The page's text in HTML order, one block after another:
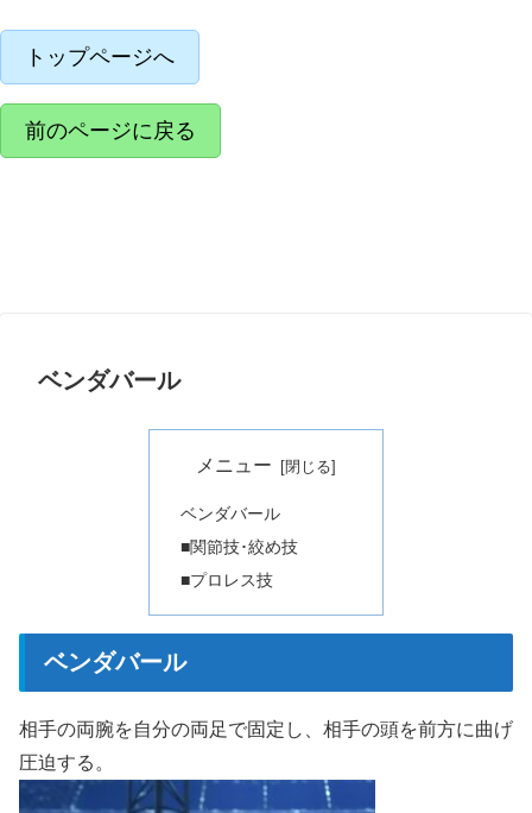
トップページへ
前のページに戻る
ベンダバール
メニュー
ベンダバール
■関節技･絞め技
■プロレス技
ベンダバール
相手の両腕を自分の両足で固定し、相手の頭を前方に曲げ
圧迫する。